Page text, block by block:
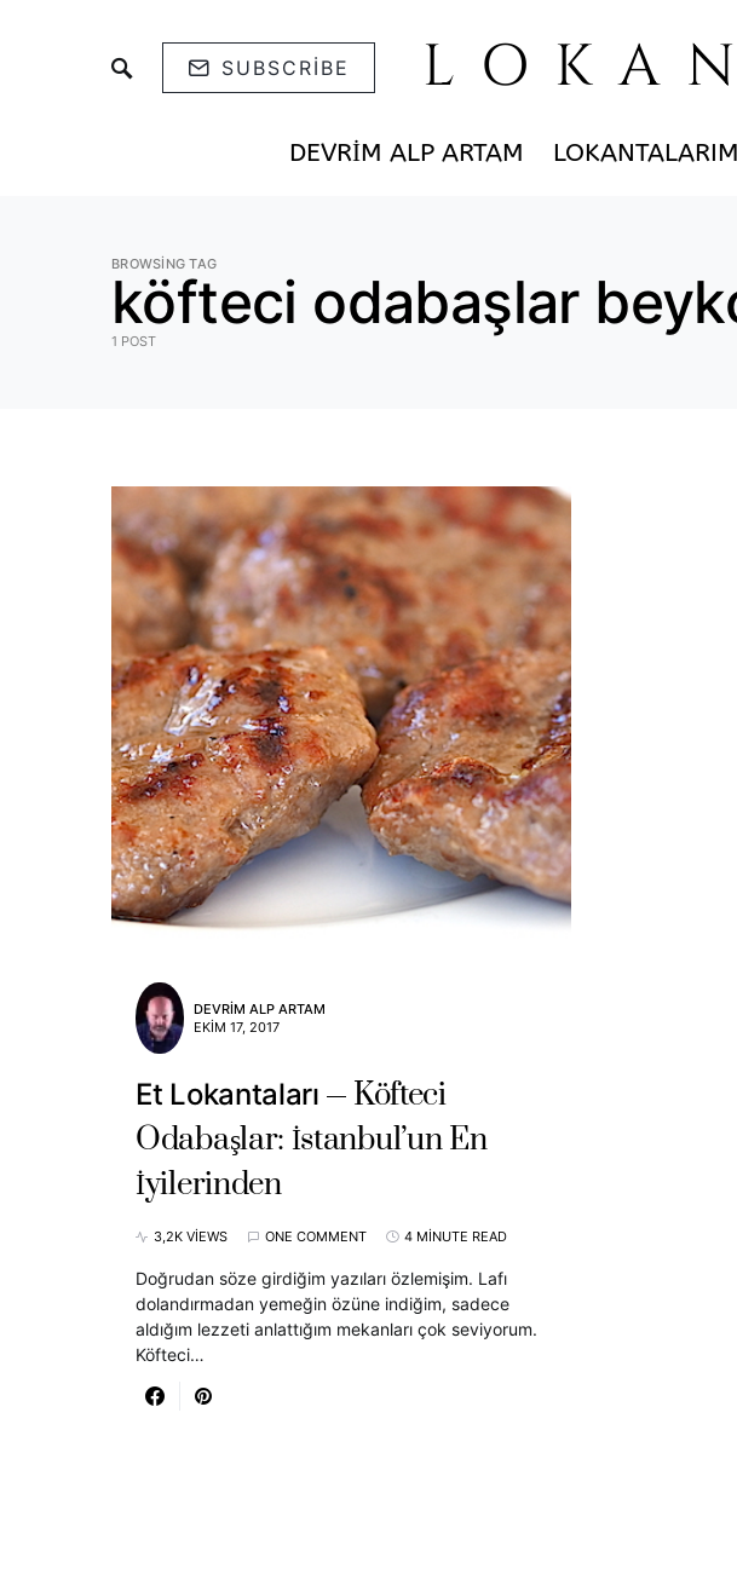
SUBSCRIBE
DEVRIM ALP ARTAM LOKANTALARIM
BROWSING TAG
köfteci odabaşlar
1 POST
DEVRIM ALP ARTAM
EKIM 17, 2017
Et Lokantaları
Köfteci
Odabaşlar: İstanbul’un En
İyilerinden
3,2K VIEWS ONE COMMENT 4 MINUTE READ
Doğrudan söze girdiğim yazıları özlemişim. Lafı
dolandırmadan yemeğin özüne indiğim, sadece
aldığım lezzeti anlattığım mekanları çok seviyorum.
Köfteci…